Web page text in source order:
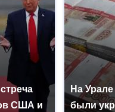
США и
На
были